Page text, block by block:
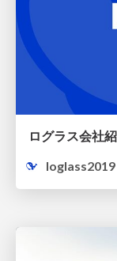
ログラス会社
loglass2019